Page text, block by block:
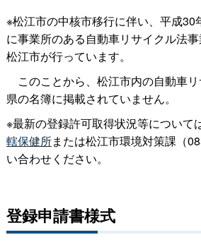
※松江市の中核市移行に伴い、平成30
に事業所のある自動車リサイクル法
松江市が行っています。
このことから、松江市内の自動車
県の名簿に掲載されていません。
※最新の登録許可取得状況等について
轄保健所または松江市環境対策課（
い合わせください。
登録申請書様式